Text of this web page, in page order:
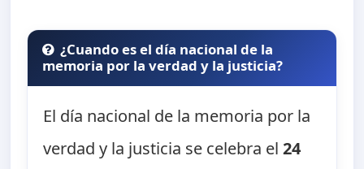
¿Cuando es el día nacional de la
memoria por la verdad y la justicia?
El día nacional de la memoria por la
verdad y la justicia se celebra el24